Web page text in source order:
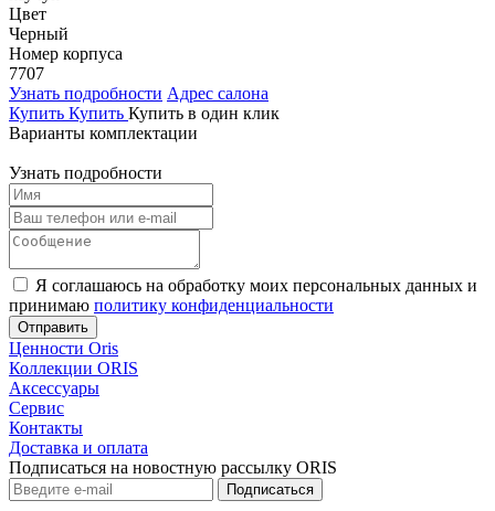
Цвет
Черный
Номер корпуса
7707
Узнать подробности Адрес салона
Купить Купить Купить в один клик
Варианты комплектации
Узнать подробности
Я соглашаюсь на обработку моих персональных данных и
принимаю политику конфиденциальности
Отправить
Ценности Oris
Коллекции ORIS
Аксессуары
Сервис
Контакты
Доставка и оплата
Подписаться на новостную рассылку ОRIS
Подписаться